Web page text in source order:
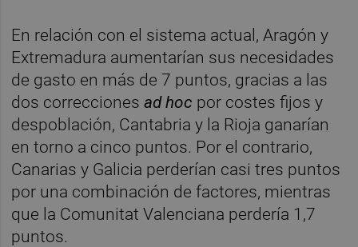
En relación con el sistema actual, Aragón y
Extremadura aumentarían sus necesidades
de gasto en más de 7 puntos, gracias a las
dos correccionesad hoc por costes fijos y
despoblación, Cantabria y la Rioja ganarían
en torno a cinco puntos. Por el contrario,
Canarias y Galicia perderían casi tres puntos
por una combinación de factores, mientras
que la Comunitat Valenciana perdería 1,7
puntos.